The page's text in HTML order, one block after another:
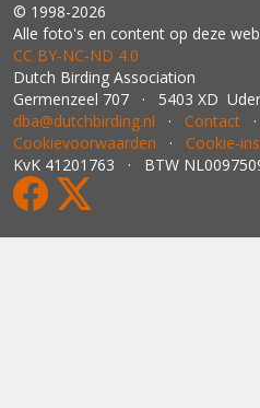
© 1998-2026
Alle foto's en content op deze
CC BY‑NC‑ND 4.0
Dutch Birding Association
Germenzeel 707 · 5403 XD
dba@dutchbirding.nl · Contact ·
Cookievoorwaarden · Cookie-
KvK 41201763 · BTW